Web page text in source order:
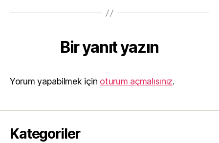
Bir yanıt yazın
Yorum yapabilmek için oturum açmalısınız.
Kategoriler